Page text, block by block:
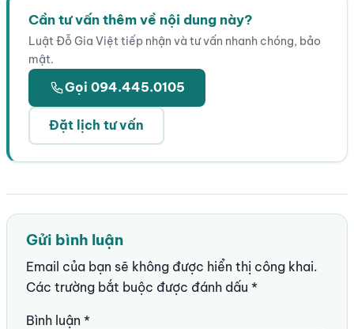
Cần tư vấn thêm về nội dung này?
Luật Đỗ Gia Việt tiếp nhận và tư vấn nhanh chóng, bảo
mật.
Gọi 094.445.0105
Đặt lịch tư vấn
Gửi bình luận
Email của bạn sẽ không được hiển thị công khai.
Các trường bắt buộc được đánh dấu *
Bình luận *